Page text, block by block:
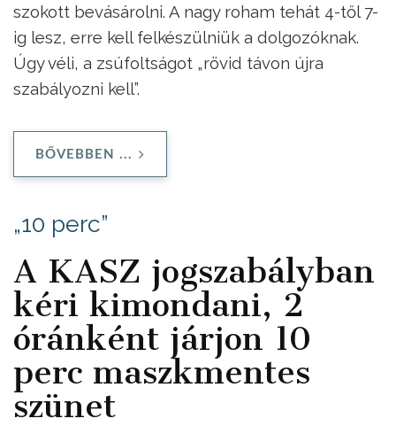
szokott bevásárolni. A nagy roham tehát 4-től 7-
ig lesz, erre kell felkészülniük a dolgozóknak.
Úgy véli, a zsúfoltságot „rövid távon újra
szabályozni kell”.
BŐVEBBEN ...
„10 perc”
A KASZ jogszabályban
kéri kimondani, 2
óránként járjon 10
perc maszkmentes
szünet